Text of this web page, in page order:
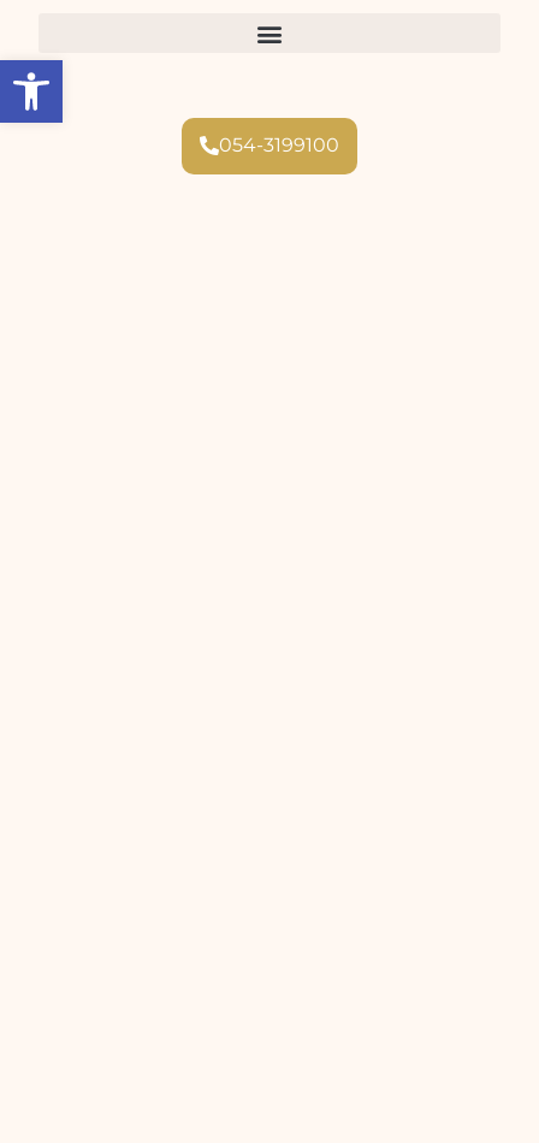
Open toolbar
054-3199100